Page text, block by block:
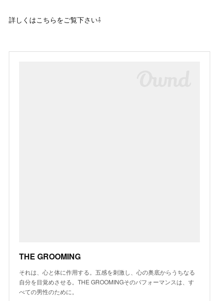
詳しくはこちらをご覧下さい⇩
THE GROOMING
それは、心と体に作用する。五感を刺激し、心の奥底からうちなる
自分を目覚めさせる。THE GROOMINGそのパフォーマンスは、す
べての男性のために。